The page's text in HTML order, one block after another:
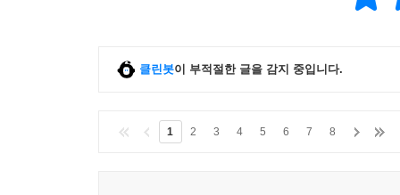
클린봇이 부적절한 글을 감지 중입니다.
1 2 3 4 5 6 7 8